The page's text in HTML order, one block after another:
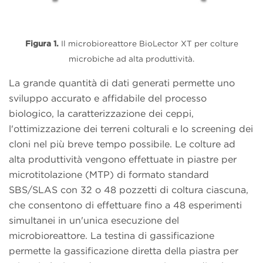
Figura 1. Il microbioreattore BioLector XT per colture
microbiche ad alta produttività.
La grande quantità di dati generati permette uno
sviluppo accurato e affidabile del processo
biologico, la caratterizzazione dei ceppi,
l'ottimizzazione dei terreni colturali e lo screening dei
cloni nel più breve tempo possibile. Le colture ad
alta produttività vengono effettuate in piastre per
microtitolazione (MTP) di formato standard
SBS/SLAS con 32 o 48 pozzetti di coltura ciascuna,
che consentono di effettuare fino a 48 esperimenti
simultanei in un'unica esecuzione del
microbioreattore. La testina di gassificazione
permette la gassificazione diretta della piastra per